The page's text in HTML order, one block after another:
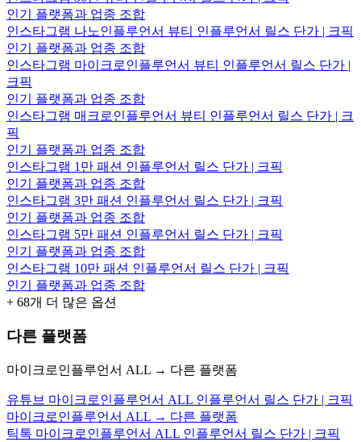
인기 플랫폼과 업종 조합
인스타그램 나노인플루언서 뷰티 인플루언서 릴스 단가 | 크픽
인기 플랫폼과 업종 조합
인스타그램 마이크로인플루언서 뷰티 인플루언서 릴스 단가 |
크픽
인기 플랫폼과 업종 조합
인스타그램 매크로인플루언서 뷰티 인플루언서 릴스 단가 | 크
픽
인기 플랫폼과 업종 조합
인스타그램 1만 패션 인플루언서 릴스 단가 | 크픽
인기 플랫폼과 업종 조합
인스타그램 3만 패션 인플루언서 릴스 단가 | 크픽
인기 플랫폼과 업종 조합
인스타그램 5만 패션 인플루언서 릴스 단가 | 크픽
인기 플랫폼과 업종 조합
인스타그램 10만 패션 인플루언서 릴스 단가 | 크픽
인기 플랫폼과 업종 조합
+ 68개 더 많은 옵션
다른 플랫폼
마이크로인플루언서 ALL → 다른 플랫폼
유튜브 마이크로인플루언서 ALL 인플루언서 릴스 단가 | 크픽
마이크로인플루언서 ALL → 다른 플랫폼
틱톡 마이크로인플루언서 ALL 인플루언서 릴스 단가 | 크픽